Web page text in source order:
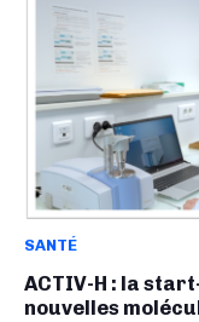
SANTÉ
ACTIV-H : la
nouvelles